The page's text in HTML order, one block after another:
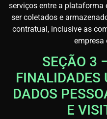
serviços entre a plataforma
ser coletados e
contratual, inclusive as
empresa
SEÇÃO 3
FINALIDADES
DADOS
E